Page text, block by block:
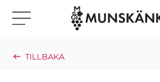
Klicka för meny
TILLBAKA